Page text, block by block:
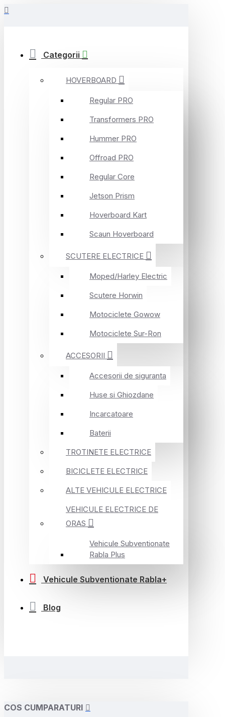
Categorii
HOVERBOARD
Regular PRO
Transformers PRO
Hummer PRO
Offroad PRO
Regular Core
Jetson Prism
Hoverboard Kart
Scaun Hoverboard
SCUTERE ELECTRICE
Moped/Harley Electric
Scutere Horwin
Motociclete Gowow
Motociclete Sur-Ron
ACCESORII
Accesorii de siguranta
Huse si Ghiozdane
Incarcatoare
Baterii
TROTINETE ELECTRICE
BICICLETE ELECTRICE
ALTE VEHICULE ELECTRICE
VEHICULE ELECTRICE DE
ORAS
Vehicule Subventionate
Rabla Plus
Vehicule Subventionate Rabla+
Blog
COS CUMPARATURI